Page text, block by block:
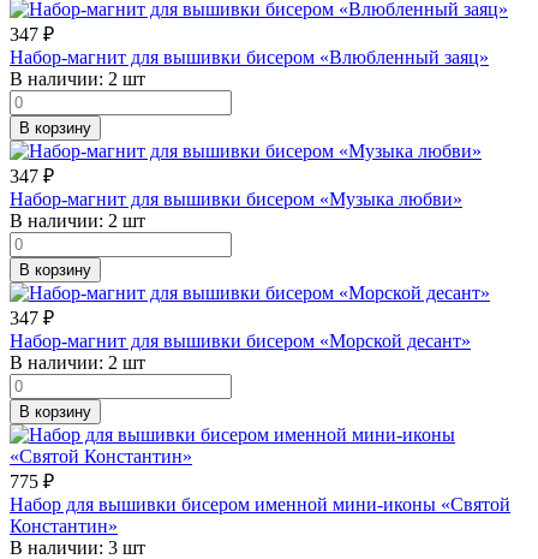
347 ₽
Набор-магнит для вышивки бисером «Влюбленный заяц»
В наличии: 2 шт
В корзину
347 ₽
Набор-магнит для вышивки бисером «Музыка любви»
В наличии: 2 шт
В корзину
347 ₽
Набор-магнит для вышивки бисером «Морской десант»
В наличии: 2 шт
В корзину
775 ₽
Набор для вышивки бисером именной мини-иконы «Святой
Константин»
В наличии: 3 шт